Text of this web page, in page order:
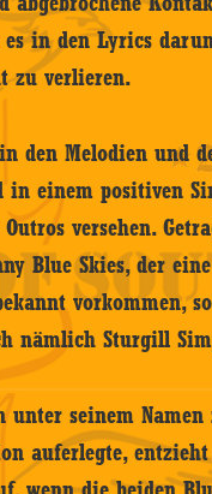
es in den Lyrics
zu verlieren.
den Melodien und
in einem positiven
versehen.
Blue Skies, der
vorkommen,
nämlich Sturgill
seinem Namen
auferlegte,